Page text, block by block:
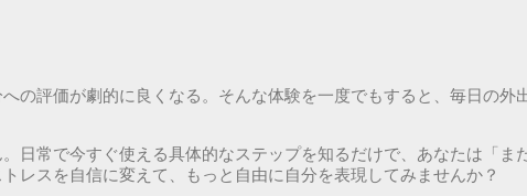
の評価が劇的に良くなる。そんな体験を一度でもすると、毎日の外
日常で今すぐ使える具体的なステップを知るだけで、あなたは「ま
レスを自信に変えて、もっと自由に自分を表現してみませんか？